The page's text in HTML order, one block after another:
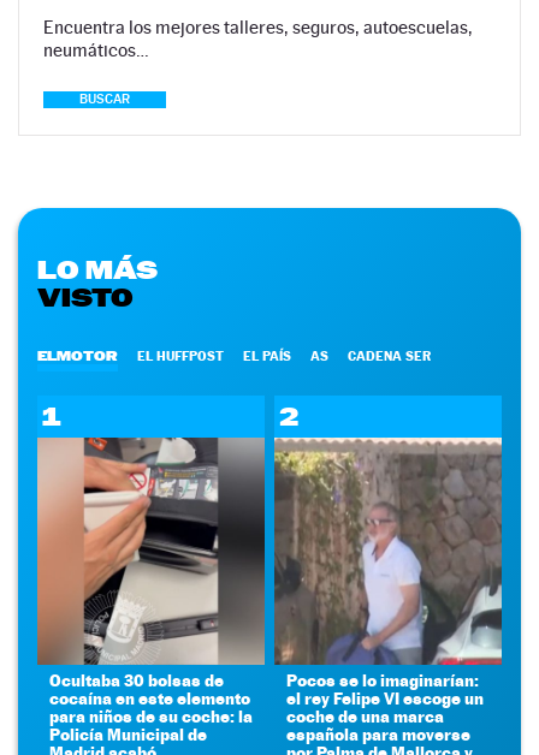
Encuentra los mejores talleres, seguros, autoescuelas,
neumáticos…
BUSCAR
LO MÁS
VISTO
ELMOTOR EL HUFFPOST EL PAÍS AS CADENA SER
1
Ocultaba 30 bolsas de
cocaína en este elemento
para niños de su coche: la
Policía Municipal de
2
Pocos se lo imaginarían:
el rey Felipe VI escoge un
coche de una marca
española para moverse